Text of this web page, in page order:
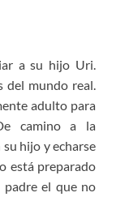
a su hijo Uri.
del mundo real.
adulto para
camino a la
hijo y echarse
está preparado
padre el que no